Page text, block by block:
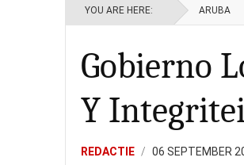
YOU ARE HERE: ARUBA
Gobierno
Y
REDACTIE 06 SEPTEMBER